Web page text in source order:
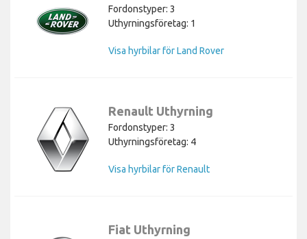
Fordonstyper: 3
Uthyrningsföretag: 1
Visa hyrbilar för Land Rover
Renault Uthyrning
Fordonstyper: 3
Uthyrningsföretag: 4
Visa hyrbilar för Renault
Fiat Uthyrning